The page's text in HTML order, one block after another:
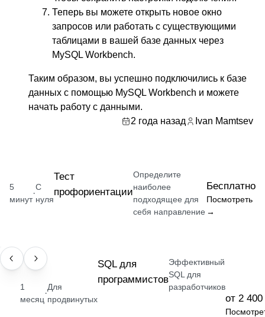
Теперь вы можете открыть новое окно
запросов или работать с существующими
таблицами в вашей базе данных через
MySQL Workbench.
Таким образом, вы успешно подключились к базе
данных с помощью MySQL Workbench и можете
начать работу с данными.
2 года назад
Ivan Mamtsev
5
минут
·
С
нуля
Тест
профориентации
Определите
наиболее
подходящее для
себя направление
Бесплатно
Посмотреть
→
НАВЫК
1
месяц
·
Для
продвинутых
SQL для
программистов
Эффективный
SQL для
разработчиков
от 2